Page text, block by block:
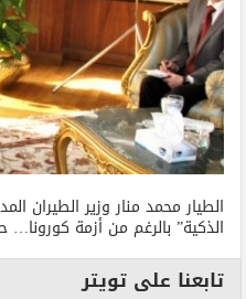
الطيار محمد منار وزير الطيران
الذكية” بالرغم من أزمة
تابعنا على تويتر